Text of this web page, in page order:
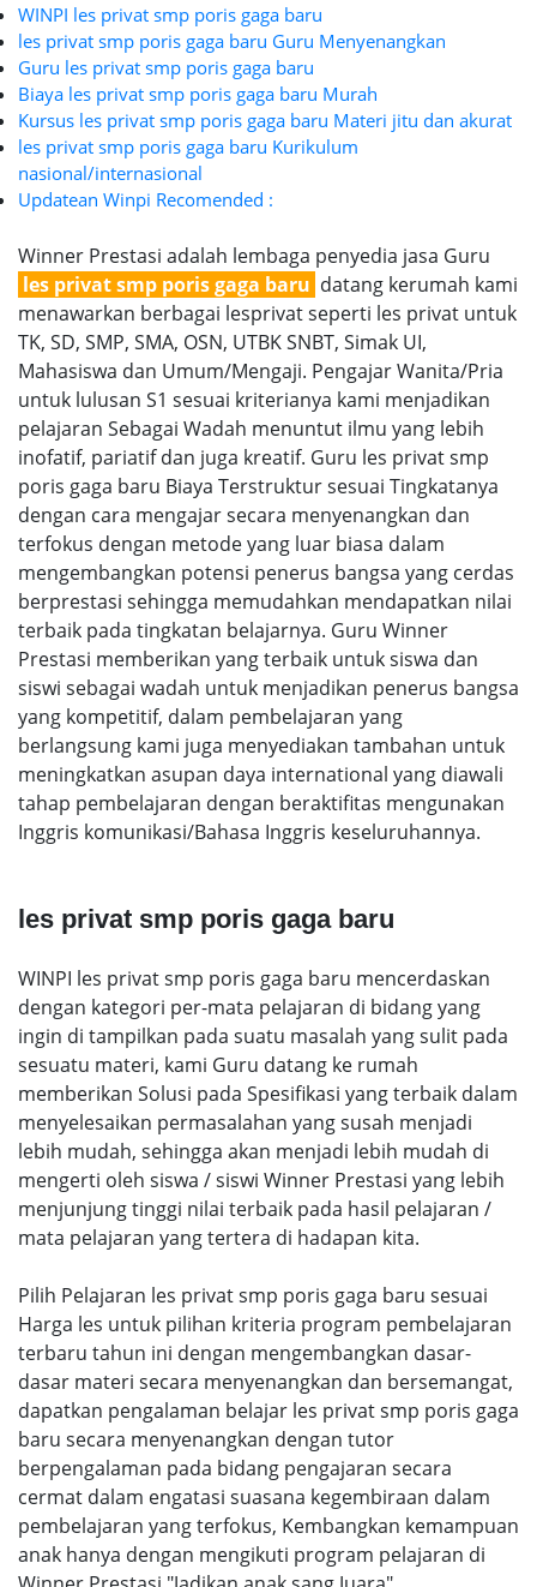
WINPI les privat smp poris gaga baru
les privat smp poris gaga baru Guru Menyenangkan
Guru les privat smp poris gaga baru
Biaya les privat smp poris gaga baru Murah
Kursus les privat smp poris gaga baru Materi jitu dan akurat
les privat smp poris gaga baru Kurikulum
nasional/internasional
Updatean Winpi Recomended :
Winner Prestasi adalah lembaga penyedia jasa Guru
les privat smp poris gaga baru datang kerumah kami
menawarkan berbagai lesprivat seperti les privat untuk
TK, SD, SMP, SMA, OSN, UTBK SNBT, Simak UI,
Mahasiswa dan Umum/Mengaji. Pengajar Wanita/Pria
untuk lulusan S1 sesuai kriterianya kami menjadikan
pelajaran Sebagai Wadah menuntut ilmu yang lebih
inofatif, pariatif dan juga kreatif. Guru les privat smp
poris gaga baru Biaya Terstruktur sesuai Tingkatanya
dengan cara mengajar secara menyenangkan dan
terfokus dengan metode yang luar biasa dalam
mengembangkan potensi penerus bangsa yang cerdas
berprestasi sehingga memudahkan mendapatkan nilai
terbaik pada tingkatan belajarnya. Guru Winner
Prestasi memberikan yang terbaik untuk siswa dan
siswi sebagai wadah untuk menjadikan penerus bangsa
yang kompetitif, dalam pembelajaran yang
berlangsung kami juga menyediakan tambahan untuk
meningkatkan asupan daya international yang diawali
tahap pembelajaran dengan beraktifitas mengunakan
Inggris komunikasi/Bahasa Inggris keseluruhannya.
les privat smp poris gaga baru
WINPI les privat smp poris gaga baru mencerdaskan
dengan kategori per-mata pelajaran di bidang yang
ingin di tampilkan pada suatu masalah yang sulit pada
sesuatu materi, kami Guru datang ke rumah
memberikan Solusi pada Spesifikasi yang terbaik dalam
menyelesaikan permasalahan yang susah menjadi
lebih mudah, sehingga akan menjadi lebih mudah di
mengerti oleh siswa / siswi Winner Prestasi yang lebih
menjunjung tinggi nilai terbaik pada hasil pelajaran /
mata pelajaran yang tertera di hadapan kita.
Pilih Pelajaran les privat smp poris gaga baru sesuai
Harga les untuk pilihan kriteria program pembelajaran
terbaru tahun ini dengan mengembangkan dasar-
dasar materi secara menyenangkan dan bersemangat,
dapatkan pengalaman belajar les privat smp poris gaga
baru secara menyenangkan dengan tutor
berpengalaman pada bidang pengajaran secara
cermat dalam engatasi suasana kegembiraan dalam
pembelajaran yang terfokus, Kembangkan kemampuan
anak hanya dengan mengikuti program pelajaran di